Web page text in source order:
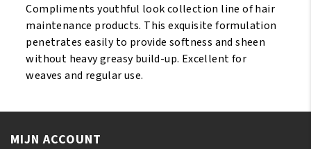
Lotion
12oz/355ml
aantal
Compliments youthful look collection line of hair
maintenance products. This exquisite formulation
penetrates easily to provide softness and sheen
without heavy greasy build-up. Excellent for
weaves and regular use.
MIJN ACCOUNT